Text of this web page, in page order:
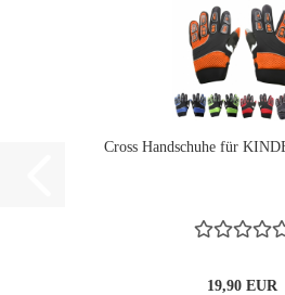
Cross Handschuhe für
19,90 EUR